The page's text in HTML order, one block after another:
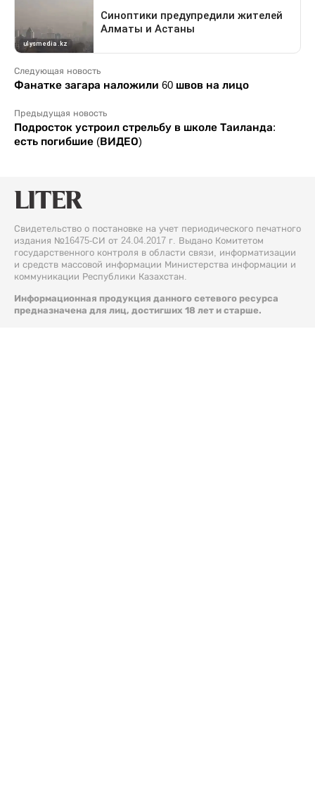
Следующая новость
Фанатке загара наложили 60 швов на лицо
Предыдущая новость
Подросток устроил стрельбу в школе Таиланда:
есть погибшие (ВИДЕО)
Свидетельство о постановке на учет периодического печатного
издания №16475-СИ от 24.04.2017 г. Выдано Комитетом
государственного контроля в области связи, информатизации
и средств массовой информации Министерства информации и
коммуникации Республики Казахстан.
Информационная продукция данного сетевого ресурса
предназначена для лиц, достигших 18 лет и старше.